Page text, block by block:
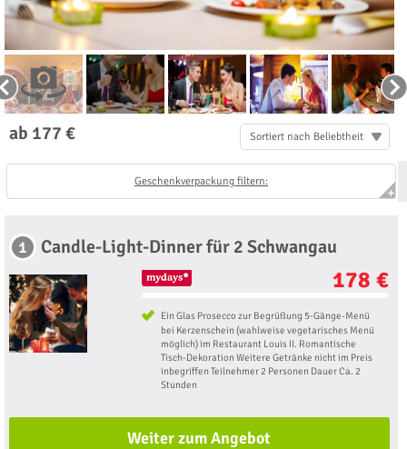
ab 177 € Sortiert nach Beliebtheit
Geschenkverpackung filtern:
1 Candle-Light-Dinner für 2 Schwangau
178 €
Ein Glas Prosecco zur Begrüßung 5-Gänge-Menü
bei Kerzenschein (wahlweise vegetarisches Menü
möglich) im Restaurant Louis II. Romantische
Tisch-Dekoration Weitere Getränke nicht im Preis
inbegriffen Teilnehmer 2 Personen Dauer Ca. 2
Stunden
Weiter zum Angebot